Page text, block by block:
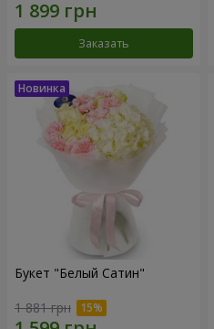
Заказать
Букет "Белый Сатин"
1 881 грн